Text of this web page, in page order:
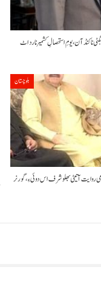
نا کنڈ آن،یومِ استحصالِ کشمیر نا رد اٹ
بلوچستان
روایت آتیٹی بھلو شرف اس دوئی ءِ،گورنر